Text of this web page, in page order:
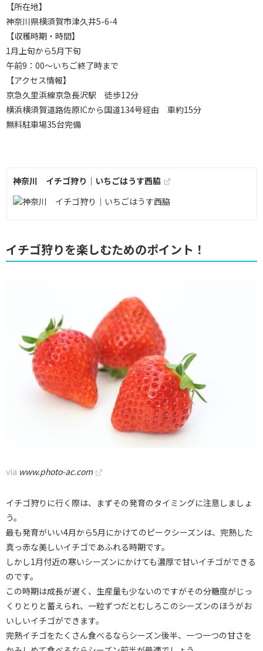
【所在地】
神奈川県横須賀市津久井5-6-4
【収穫時期・時間】
1月上旬から5月下旬
午前9：00～いちご終了時まで
【アクセス情報】
京急久里浜線京急長沢駅 徒歩12分
横浜横須賀道路佐原ICから国道134号経由 車約15分
無料駐車場35台完備
神奈川 イチゴ狩り｜いちごはうす西脇
イチゴ狩りを楽しむためのポイント！
via www.photo-ac.com
イチゴ狩りに行く際は、まずその発育のタイミングに注意しましょ
う。
最も発育がいい4月から5月にかけてのピークシーズンは、完熟した
真っ赤な美しいイチゴであふれる時期です。
しかし1月付近の寒いシーズンにかけても濃厚で甘いイチゴができる
のです。
この時期は成長が遅く、生産量も少ないのですがその分糖度がじっ
くりとりと蓄えられ、一粒ずつだとむしろこのシーズンのほうがお
いしいイチゴができます。
完熟イチゴをたくさん食べるならシーズン後半、一つ一つの甘さを